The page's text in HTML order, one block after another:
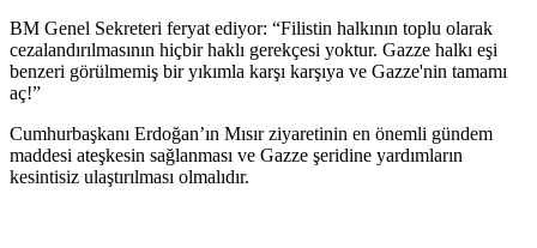
BM Genel Sekreteri feryat ediyor: “Filistin halkının toplu olarak
cezalandırılmasının hiçbir haklı gerekçesi yoktur. Gazze halkı eşi
benzeri görülmemiş bir yıkımla karşı karşıya ve Gazze'nin tamamı
aç!”
Cumhurbaşkanı Erdoğan’ın Mısır ziyaretinin en önemli gündem
maddesi ateşkesin sağlanması ve Gazze şeridine yardımların
kesintisiz ulaştırılması olmalıdır.